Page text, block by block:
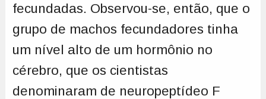
fecundadas. Observou-se, então, que o
grupo de machos fecundadores tinha
um nível alto de um hormônio no
cérebro, que os cientistas
denominaram de neuropeptídeo F